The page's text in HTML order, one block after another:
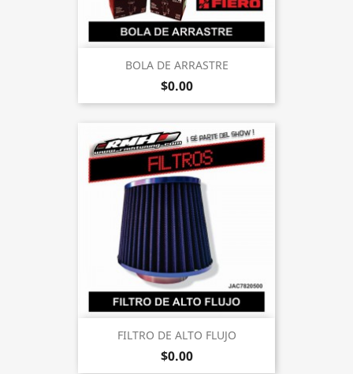
BOLA DE ARRASTRE
$0.00
FILTRO DE ALTO FLUJO
$0.00